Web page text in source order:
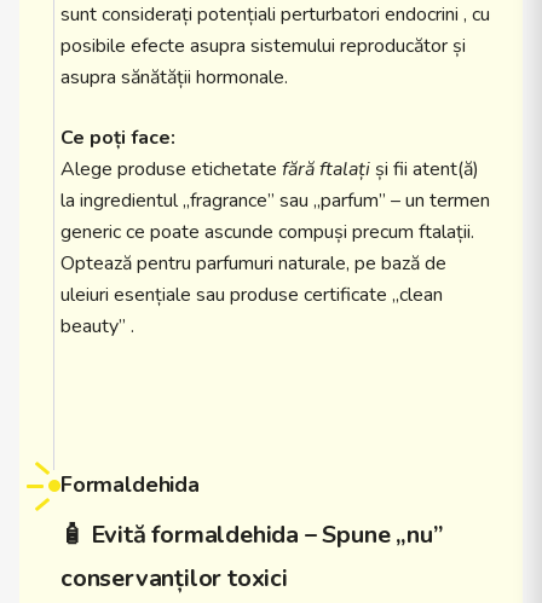
sunt considerați potențiali perturbatori endocrini , cu
posibile efecte asupra sistemului reproducător și
asupra sănătății hormonale.
Ce poți face:
Alege produse etichetate fără ftalați și fii atent(ă)
la ingredientul „fragrance” sau „parfum” – un termen
generic ce poate ascunde compuși precum ftalații.
Optează pentru parfumuri naturale, pe bază de
uleiuri esențiale sau produse certificate „clean
beauty” .
Formaldehida
🧴 Evită formaldehida – Spune „nu”
conservanților toxici